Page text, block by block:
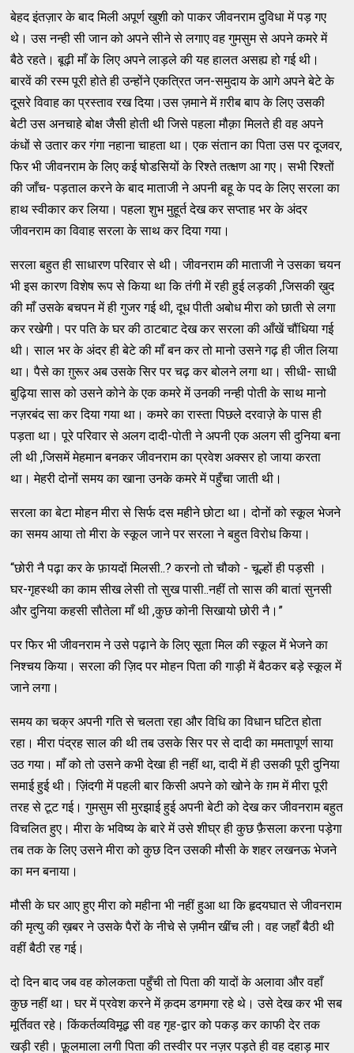
बेहद इंतज़ार के बाद मिली अपूर्ण खुशी को पाकर जीवनराम दुविधा में पड़ गए
थे। उस नन्ही सी जान को अपने सीने से लगाए वह गुमसुम से अपने कमरे में
बैठे रहते। बूढ़ी माँ के लिए अपने लाड़ले की यह हालत असह्य हो गई थी।
बारवें की रस्म पूरी होते ही उन्होंने एकत्रित जन-समुदाय के आगे अपने बेटे के
दूसरे विवाह का प्रस्ताव रख दिया।उस ज़माने में ग़रीब बाप के लिए उसकी
बेटी उस अनचाहे बोक्ष जैसी होती थी जिसे पहला मौक़ा मिलते ही वह अपने
कंधों से उतार कर गंगा नहाना चाहता था। एक संतान का पिता उस पर दूजवर,
फिर भी जीवनराम के लिए कई षोडसियों के रिश्ते तत्क्षण आ गए। सभी रिश्तों
की जाँच- पड़ताल करने के बाद माताजी ने अपनी बहू के पद के लिए सरला का
हाथ स्वीकार कर लिया। पहला शुभ मुहूर्त देख कर सप्ताह भर के अंदर
जीवनराम का विवाह सरला के साथ कर दिया गया।
सरला बहुत ही साधारण परिवार से थी। जीवनराम की माताजी ने उसका चयन
भी इस कारण विशेष रूप से किया था कि तंगी में रही हुई लड़की ,जिसकी ख़ुद
की माँ उसके बचपन में ही गुजर गई थी, दूध पीती अबोध मीरा को छाती से लगा
कर रखेगी। पर पति के घर की ठाटबाट देख कर सरला की आँखें चौंधिया गई
थी। साल भर के अंदर ही बेटे की माँ बन कर तो मानो उसने गढ़ ही जीत लिया
था। पैसे का ग़ुरूर अब उसके सिर पर चढ़ कर बोलने लगा था। सीधी- साधी
बुढ़िया सास को उसने कोने के एक कमरे में उनकी नन्ही पोती के साथ मानो
नज़रबंद सा कर दिया गया था। कमरे का रास्ता पिछले दरवाज़े के पास ही
पड़ता था। पूरे परिवार से अलग दादी-पोती ने अपनी एक अलग सी दुनिया बना
ली थी ,जिसमें मेहमान बनकर जीवनराम का प्रवेश अक्सर हो जाया करता
था। मेहरी दोनों समय का खाना उनके कमरे में पहुँचा जाती थी।
सरला का बेटा मोहन मीरा से सिर्फ दस महीने छोटा था। दोनों को स्कूल भेजने
का समय आया तो मीरा के स्कूल जाने पर सरला ने बहुत विरोध किया।
“छोरी नै पढ़ा कर के फ़ायदों मिलसी..? करनो तो चौको - चूल्हों ही पड़सी ।
घर-गृहस्थी का काम सीख लेसी तो सुख पासी..नहीं तो सास की बातां सुनसी
और दुनिया कहसी सौतेला माँ थी ,कुछ कोनी सिखायो छोरी नै।”
पर फिर भी जीवनराम ने उसे पढ़ाने के लिए सूता मिल की स्कूल में भेजने का
निश्चय किया। सरला की ज़िद पर मोहन पिता की गाड़ी में बैठकर बड़े स्कूल में
जाने लगा।
समय का चक्र अपनी गति से चलता रहा और विधि का विधान घटित होता
रहा। मीरा पंद्रह साल की थी तब उसके सिर पर से दादी का ममतापूर्ण साया
उठ गया। माँ को तो उसने कभी देखा ही नहीं था, दादी में ही उसकी पूरी दुनिया
समाई हुई थी। ज़िंदगी में पहली बार किसी अपने को खोने के ग़म में मीरा पूरी
तरह से टूट गई। गुमसुम सी मुरझाई हुई अपनी बेटी को देख कर जीवनराम बहुत
विचलित हुए। मीरा के भविष्य के बारे में उसे शीघ्र ही कुछ फ़ैसला करना पड़ेगा
तब तक के लिए उसने मीरा को कुछ दिन उसकी मौसी के शहर लखनऊ भेजने
का मन बनाया।
मौसी के घर आए हुए मीरा को महीना भी नहीं हुआ था कि हृदयघात से जीवनराम
की मृत्यु की ख़बर ने उसके पैरों के नीचे से ज़मीन खींच ली। वह जहाँ बैठी थी
वहीं बैठी रह गई।
दो दिन बाद जब वह कोलकता पहुँची तो पिता की यादों के अलावा और वहाँ
कुछ नहीं था। घर में प्रवेश करने में क़दम डगमगा रहे थे। उसे देख कर भी सब
मूर्तिवत रहे। किंकर्तव्यविमूढ़ सी वह गृह-द्वार को पकड़ कर काफी देर तक
खड़ी रही। फ़ूलमाला लगी पिता की तस्वीर पर नज़र पड़ते ही वह दहाड़ मार